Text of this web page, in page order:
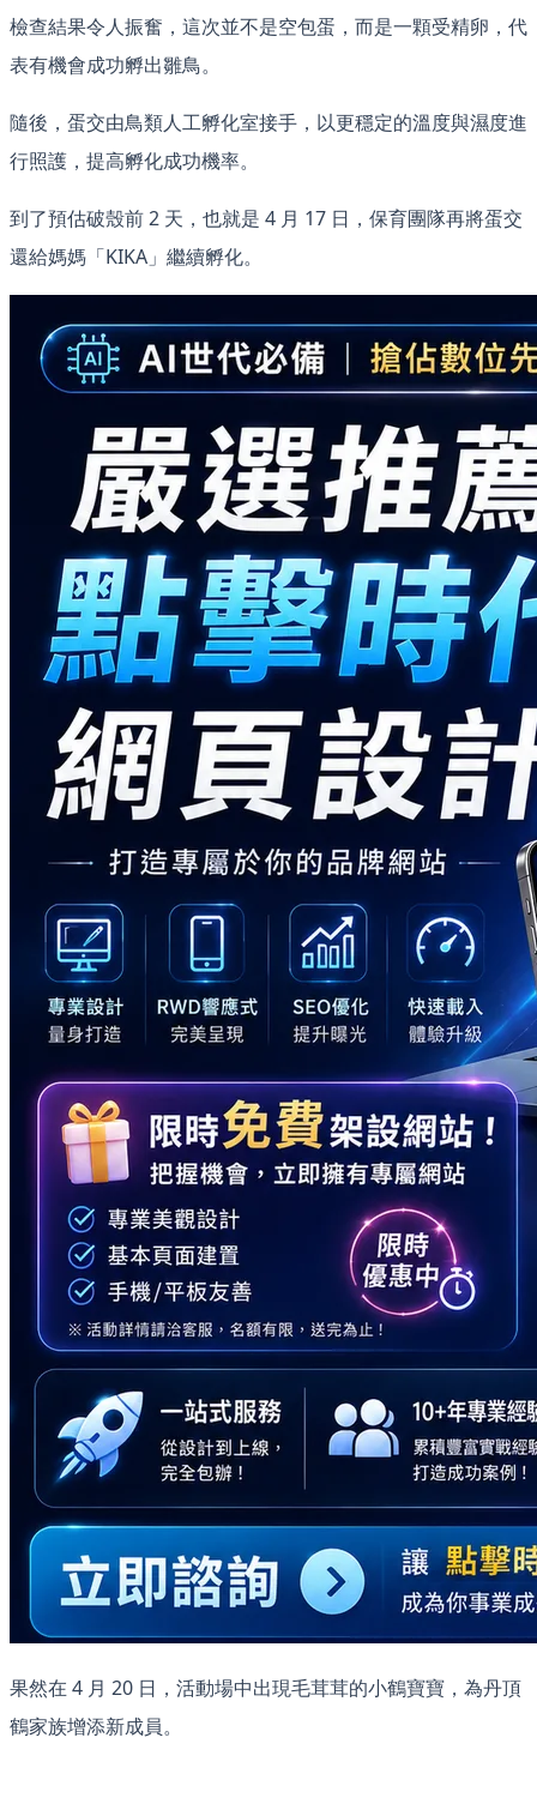
檢查結果令人振奮，這次並不是空包蛋，而是一顆受精卵，代
表有機會成功孵出雛鳥。
隨後，蛋交由鳥類人工孵化室接手，以更穩定的溫度與濕度進
行照護，提高孵化成功機率。
到了預估破殼前 2 天，也就是 4 月 17 日，保育團隊再將蛋交
還給媽媽「KIKA」繼續孵化。
果然在 4 月 20 日，活動場中出現毛茸茸的小鶴寶寶，為丹頂
鶴家族增添新成員。